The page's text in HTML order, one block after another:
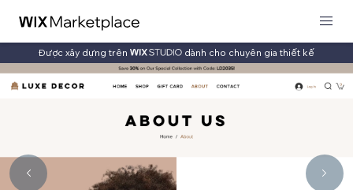
Được xây dựng trên dành cho chuyên gia thiết kế